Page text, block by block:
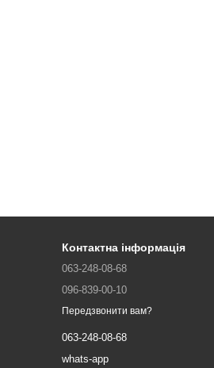
Контактна інформація
063-248-08-68
096-839-00-10
Передзвонити вам?
063-248-08-68
whats-app